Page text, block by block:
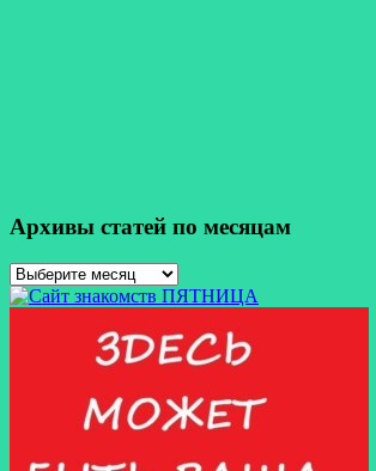
Архивы статей по месяцам
Архивы
статей